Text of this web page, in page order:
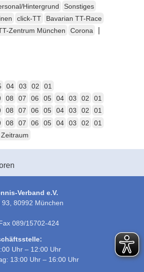
Hintergrund
Sonstiges
click-TT
Bavarian TT-Race
Zentrum München Corona
04 03 02 01
08 07 06 05 04 03 02 01
08 07 06 05 04 03 02 01
08 07 06 05 04 03 02
01
Verband e.V.
80992 München
089/15702-424
Uhr – 12:00 Uhr
13:00 Uhr – 16:00 Uhr